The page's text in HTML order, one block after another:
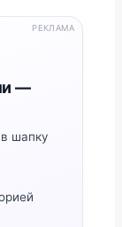
—
шапку
РЕКЛАМА